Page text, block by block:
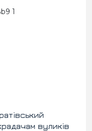
вуликів